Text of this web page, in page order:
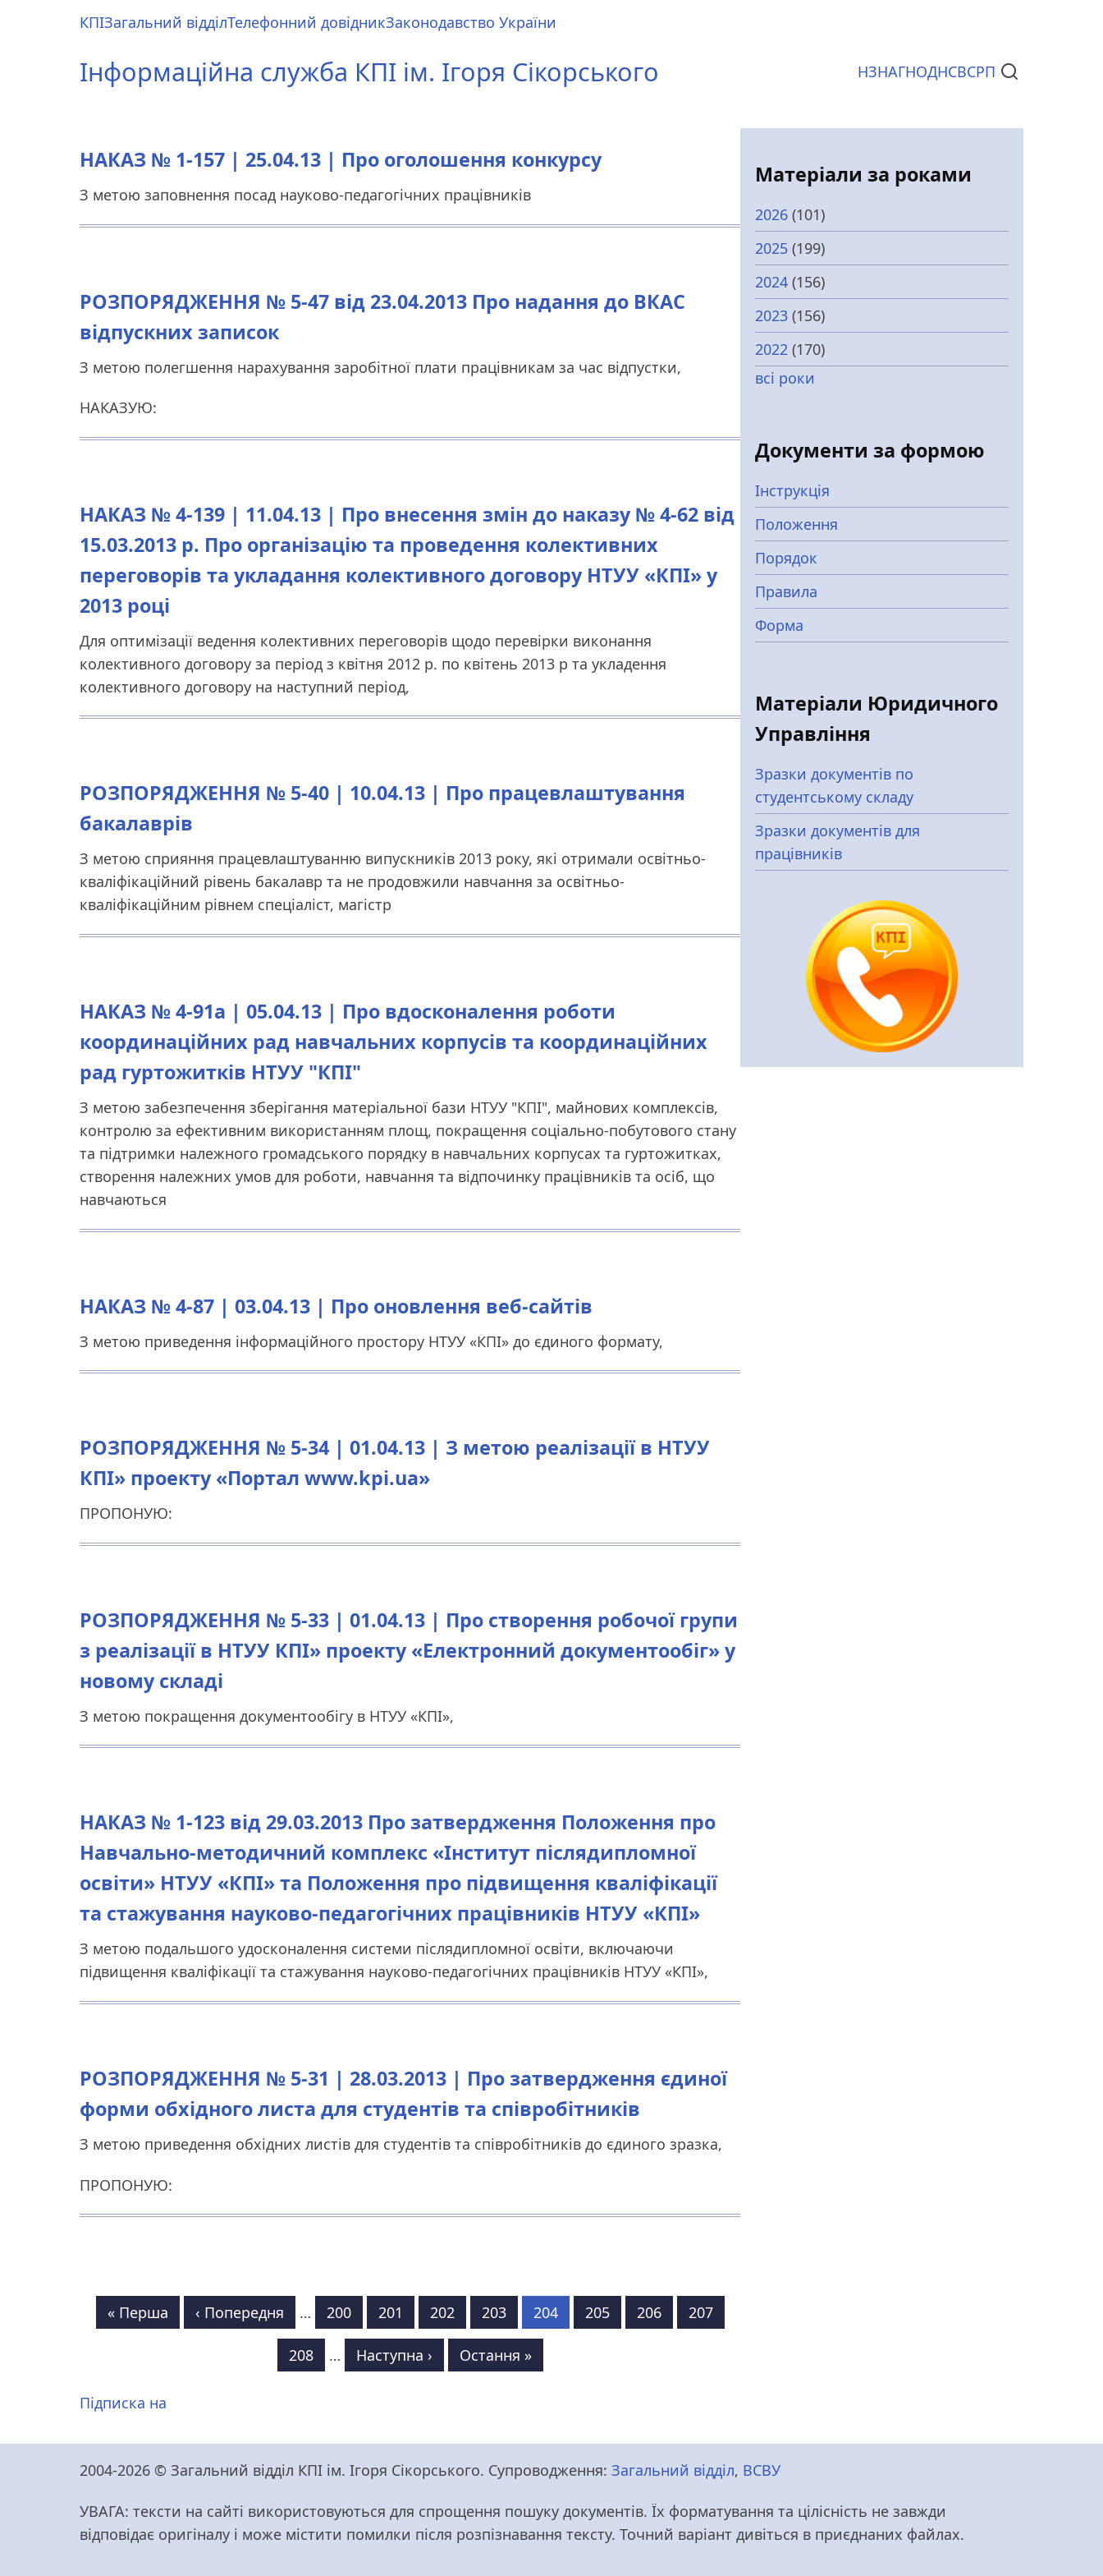
menu
КПІЗагальний відділТелефонний довідникЗаконодавство України
Інформаційна служба КПІ ім. Ігоря Сікорського Документи
НЗНАГНОДНСВСРП
НАКАЗ № 1-157 | 25.04.13 | Про оголошення конкурсу
З метою заповнення посад науково-педагогічних працівників
РОЗПОРЯДЖЕННЯ № 5-47 від 23.04.2013 Про надання до ВКАС
відпускних записок
З метою полегшення нарахування заробітної плати працівникам за час відпустки,
НАКАЗУЮ:
НАКАЗ № 4-139 | 11.04.13 | Про внесення змін до наказу № 4-62 від
15.03.2013 р. Про організацію та проведення колективних
переговорів та укладання колективного договору НТУУ «КПІ» у
2013 році
Для оптимізації ведення колективних переговорів щодо перевірки виконання
колективного договору за період з квітня 2012 р. по квітень 2013 р та укладення
колективного договору на наступний період,
РОЗПОРЯДЖЕННЯ № 5-40 | 10.04.13 | Про працевлаштування
бакалаврів
З метою сприяння працевлаштуванню випускників 2013 року, які отримали освітньо-
кваліфікаційний рівень бакалавр та не продовжили навчання за освітньо-
кваліфікаційним рівнем спеціаліст, магістр
НАКАЗ № 4-91а | 05.04.13 | Про вдосконалення роботи
координаційних рад навчальних корпусів та координаційних
рад гуртожитків НТУУ "КПІ"
З метою забезпечення зберігання матеріальної бази НТУУ "КПІ", майнових комплексів,
контролю за ефективним використанням площ, покращення соціально-побутового стану
та підтримки належного громадського порядку в навчальних корпусах та гуртожитках,
створення належних умов для роботи, навчання та відпочинку працівників та осіб, що
навчаються
НАКАЗ № 4-87 | 03.04.13 | Про оновлення веб-сайтів
З метою приведення інформаційного простору НТУУ «КПІ» до єдиного формату,
РОЗПОРЯДЖЕННЯ № 5-34 | 01.04.13 | З метою реалізації в НТУУ
КПІ» проекту «Портал www.kpi.ua»
ПРОПОНУЮ:
РОЗПОРЯДЖЕННЯ № 5-33 | 01.04.13 | Про створення робочої групи
з реалізації в НТУУ КПІ» проекту «Електронний документообіг» у
новому складі
З метою покращення документообігу в НТУУ «КПІ»,
НАКАЗ № 1-123 від 29.03.2013 Про затвердження Положення про
Навчально-методичний комплекс «Інститут післядипломної
освіти» НТУУ «КПІ» та Положення про підвищення кваліфікації
та стажування науково-педагогічних працівників НТУУ «КПІ»
З метою подальшого удосконалення системи післядипломної освіти, включаючи
підвищення кваліфікації та стажування науково-педагогічних працівників НТУУ «КПІ»,
РОЗПОРЯДЖЕННЯ № 5-31 | 28.03.2013 | Про затвердження єдиної
форми обхідного листа для студентів та співробітників
З метою приведення обхідних листів для студентів та співробітників до єдиного зразка,
ПРОПОНУЮ:
Розбивка
на
Перша
сторінка
« Перша
Попередня
сторінка
‹ Попередня … Сторінка
200 Сторінка
201 Сторінка
202 Сторінка
203 Сторінка
204 Сторінка
205 Сторінка
206 Сторінка
207
Сторінка
208 …
Наступна
сторінка
Наступна ›
Остання
сторінка
Остання »
Підписка на
Матеріали за роками
2026 (101)
2025 (199)
2024 (156)
2023 (156)
2022 (170)
всі роки
Документи за формою
Інструкція
Положення
Порядок
Правила
Форма
Матеріали Юридичного
Управління
Зразки документів по
студентському складу
Зразки документів для
працівників
2004-2026 © Загальний відділ КПІ ім. Ігоря Сікорського. Супроводження: Загальний відділ, ВСВУ
УВАГА: тексти на сайті використовуються для спрощення пошуку документів. Їх форматування та цілісність не завжди
відповідає оригіналу і може містити помилки після розпізнавання тексту. Точний варіант дивіться в приєднаних файлах.